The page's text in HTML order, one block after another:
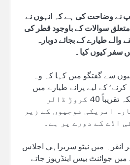
نے وضاحت کی ہے کہ انہوں نے
سوالات کے باوجود قطر کی
طیارے کے بجائے دوبارہ
سفر کیوں کیا۔
سے گفتگو میں کہا کہ وہ
کرنے‘ کے لیے پرانے طیارے میں
واپس جا رہے ہیں، جبکہ تقریباً 40 کروڑ ڈالر
امریکی فوجیوں کے زیر
اڈے کے دورے پر ہے۔
انقرہ میں نیٹو سربراہی اجلاس
میں جوائنٹ بیس اینڈریوز جاتے